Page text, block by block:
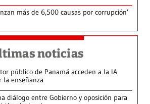
más de 6,500 causas por corrupción’
noticias
público de Panamá acceden a la IA
la enseñanza
diálogo entre Gobierno y oposición para